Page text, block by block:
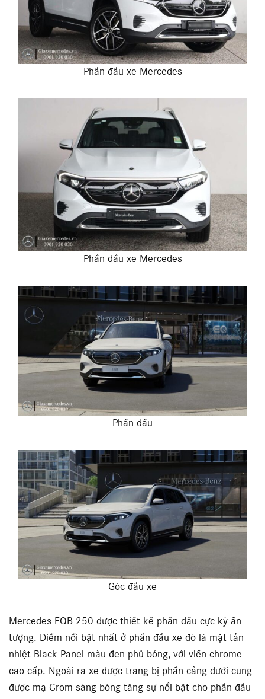
Phần đầu xe Mercedes
Phần đầu xe Mercedes
Phần đầu
Góc đầu xe
Mercedes EQB 250 được thiết kế phần đầu cực kỳ ấn
tượng. Điểm nổi bật nhất ở phần đầu xe đó là mặt tản
nhiệt Black Panel màu đen phủ bóng, với viền chrome
cao cấp. Ngoài ra xe được trang bị phần cảng dưới cũng
được mạ Crom sáng bóng tăng sự nổi bật cho phần đầu